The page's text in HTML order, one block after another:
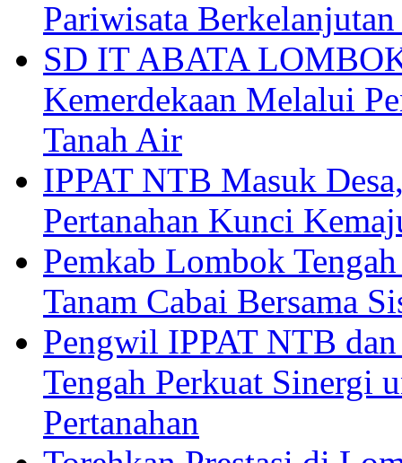
Pariwisata
SD IT ABATA
Kemerdekaan Melalui
Tanah Air
IPPAT NTB Masuk
Pertanahan Kunci
Pemkab Lombok
Tanam Cabai Bersama
Pengwil IPPAT NTB
Tengah Perkuat Sinergi
Pertanahan